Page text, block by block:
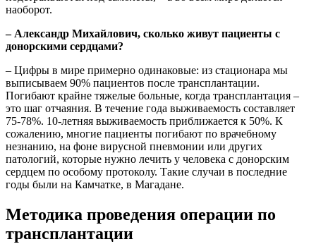
наоборот.
– Александр Михайлович, сколько живут пациенты с
донорскими сердцами?
– Цифры в мире примерно одинаковые: из стационара мы
выписываем 90% пациентов после трансплантации.
Погибают крайне тяжелые больные, когда трансплантация –
это шаг отчаяния. В течение года выживаемость составляет
75-78%. 10-летняя выживаемость приближается к 50%. К
сожалению, многие пациенты погибают по врачебному
незнанию, на фоне вирусной пневмонии или других
патологий, которые нужно лечить у человека с донорским
сердцем по особому протоколу. Такие случаи в последние
годы были на Камчатке, в Магадане.
Методика проведения операции по
трансплантации